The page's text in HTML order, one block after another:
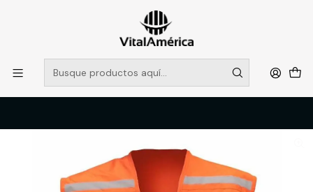
POR SISTEMA FRONTAL SOLO RETIROS EN TIENDA, DESDE
MUCHAS GRACIAS +569 5956 2237
Leer más
Catálogo
VESTIMENTA TECNICA Y CORPORATIVA
OVEROLES Y CHALECOS GEOLOGOS
GEOLOGO POPLIN NARANJO BLACK BULL T/2XL